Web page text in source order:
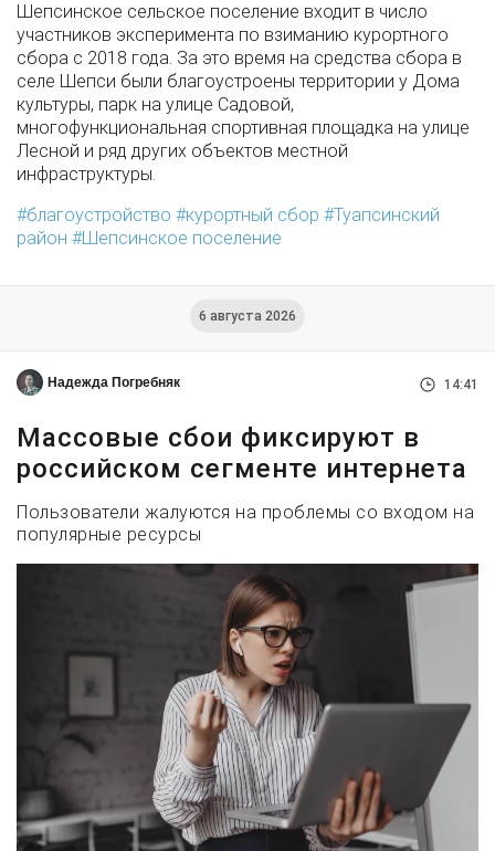
Шепсинское сельское поселение входит в число
участников эксперимента по взиманию курортного
сбора с 2018 года. За это время на средства сбора в
селе Шепси были благоустроены территории у Дома
культуры, парк на улице Садовой,
многофункциональная спортивная площадка на улице
Лесной и ряд других объектов местной
инфраструктуры.
благоустройство
курортный сбор
Туапсинский
район
Шепсинское поселение
6 августа 2026
Надежда Погребняк 14:41
Массовые сбои фиксируют в
российском сегменте интернета
Пользователи жалуются на проблемы со входом на
популярные ресурсы